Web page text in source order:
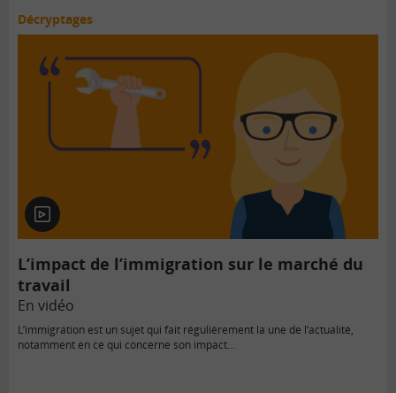
Décryptages
En
vidéo
L’impact de l’immigration sur le marché du
travail
En vidéo
L’immigration est un sujet qui fait régulièrement la une de l’actualité,
notamment en ce qui concerne son impact…